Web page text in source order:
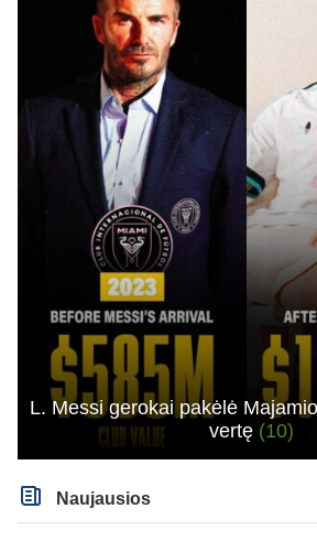
L. Messi gerokai pakėlė
vertę (10)
Naujausios